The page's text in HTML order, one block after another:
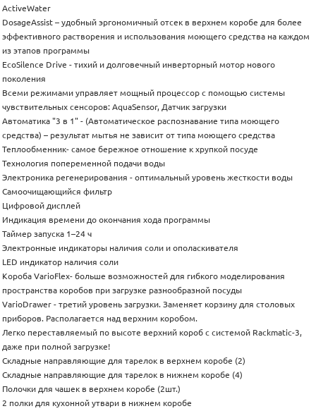
ActiveWater
DosageAssist – удобный эргономичный отсек в верхнем коробе для более
эффективного растворения и использования моющего средства на каждом
из этапов программы
EcoSilence Drive - тихий и долговечный инверторный мотор нового
поколения
Всеми режимами управляет мощный процессор с помощью системы
чувствительных сенсоров: AquaSensor, Датчик загрузки
Автоматика "3 в 1" - (Автоматическое распознавание типа моющего
средства) – результат мытья не зависит от типа моющего средства
Теплообменник- самое бережное отношение к хрупкой посуде
Технология попеременной подачи воды
Электроника регенерирования - оптимальный уровень жесткости воды
Самоочищающийся фильтр
Цифровой дисплей
Индикация времени до окончания хода программы
Таймер запуска 1–24 ч
Электронные индикаторы наличия соли и ополаскивателя
LED индикатор наличия соли
Короба VarioFlex- больше возможностей для гибкого моделирования
пространства коробов при загрузке разнообразной посуды
VarioDrawer - третий уровень загрузки. Заменяет корзину для столовых
приборов. Располагается над верхним коробом.
Легко переставляемый по высоте верхний короб с системой Rackmatic-3,
даже при полной загрузке!
Складные направляющие для тарелок в верхнем коробе (2)
Складные направляющие для тарелок в нижнем коробе (4)
Полочки для чашек в верхнем коробе (2шт.)
2 полки для кухонной утвари в нижнем коробе